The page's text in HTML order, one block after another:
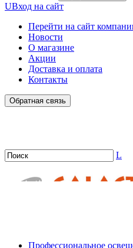
UВход на сайт
Перейти на сайт
Новости
О магазине
Акции
Доставка и оплата
Контакты
Обратная связь
L
Профессиональное